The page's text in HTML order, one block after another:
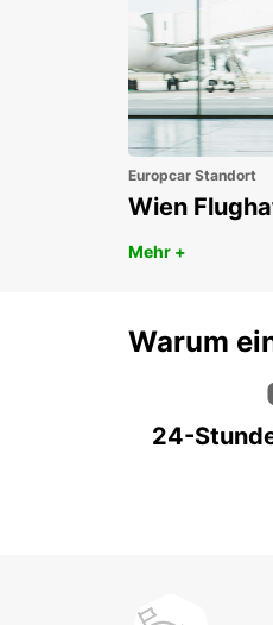
Europcar Standort
Wien
Mehr +
Warum
24-